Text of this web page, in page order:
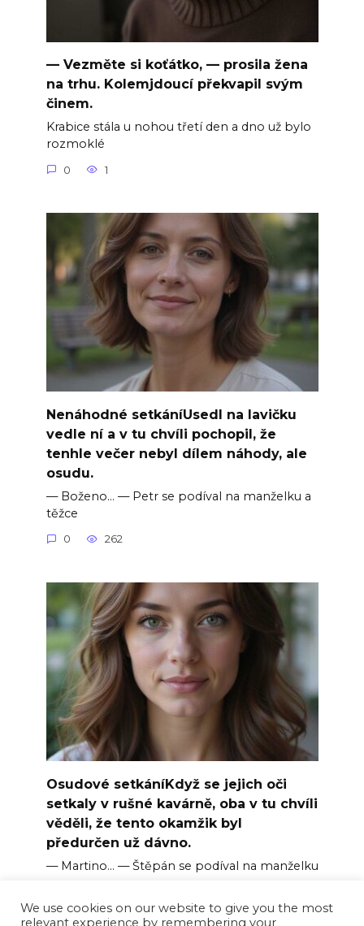
— Vezměte si koťátko, — prosila žena
na trhu. Kolemjdoucí překvapil svým
činem.
Krabice stála u nohou třetí den a dno už bylo
rozmoklé
0 1
Nenáhodné setkáníUsedl na lavičku
vedle ní a v tu chvíli pochopil, že
tenhle večer nebyl dílem náhody, ale
osudu.
— Boženo… — Petr se podíval na manželku a
těžce
0 262
Osudové setkáníKdyž se jejich oči
setkaly v rušné kavárně, oba v tu chvíli
věděli, že tento okamžik byl
předurčen už dávno.
— Martino… — Štěpán se podíval na manželku
0 121
We use cookies on our website to give you the most
relevant experience by remembering your